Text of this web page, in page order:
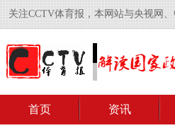
关注CCTV体育报，本网站与央视网、
首页 资讯